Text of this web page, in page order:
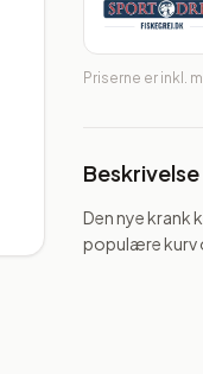
Priserne er inkl.
Beskrivelse
Den nye krank
populære kurv